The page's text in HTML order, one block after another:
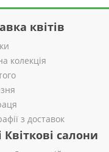
квітів
колекція
з доставок
салони